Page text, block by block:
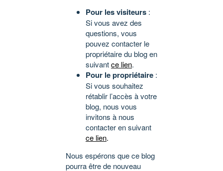
Pour les visiteurs :
Si vous avez des
questions, vous
pouvez contacter le
propriétaire du blog en
suivantce lien.
Pour le propriétaire :
Si vous souhaitez
rétablir l’accès à votre
blog, nous vous
invitons à nous
contacter en suivant
ce lien.
Nous espérons que ce blog
pourra être de nouveau